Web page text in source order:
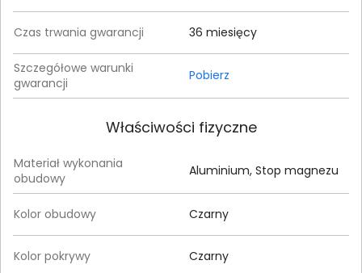
Czas trwania gwarancji 36 miesięcy
Szczegółowe warunki
gwarancji
Pobierz
Właściwości fizyczne
Materiał wykonania
obudowy
Aluminium, Stop magnezu
Kolor obudowy Czarny
Kolor pokrywy Czarny